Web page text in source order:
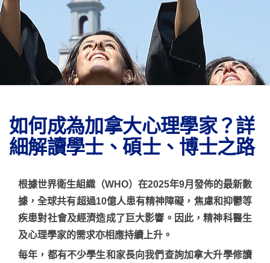
如何成為加拿大心理學家？詳
細解讀學士、碩士、博士之路
根據世界衛生組織（WHO）在2025年9月發佈的最新數
據，全球共有超過10億人患有精神障礙，焦慮和抑鬱等
疾患對社會及經濟造成了巨大影響。因此，精神科醫生
及心理學家的需求亦相應持續上升。
每年，都有不少學生和家長向我們查詢加拿大升學修讀